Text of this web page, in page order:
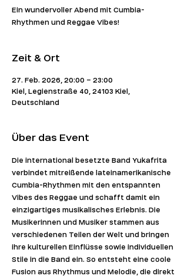
Ein wundervoller Abend mit Cumbia-
Rhythmen und Reggae Vibes!
Zeit & Ort
27. Feb. 2026, 20:00 – 23:00
Kiel, Legienstraße 40, 24103 Kiel,
Deutschland
Über das Event
Die international besetzte Band Yukafrita
verbindet mitreißende lateinamerikanische
Cumbia-Rhythmen mit den entspannten
Vibes des Reggae und schafft damit ein
einzigartiges musikalisches Erlebnis. Die
Musikerinnen und Musiker stammen aus
verschiedenen Teilen der Welt und bringen
ihre kulturellen Einflüsse sowie individuellen
Stile in die Band ein. So entsteht eine coole
Fusion aus Rhythmus und Melodie, die direkt